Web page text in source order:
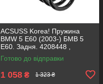
ACSUSS Korea! Пружина
BMW 5 E60 (2003-) БМВ 5
Е60. Задня. 4208448 ,
RC6693 , 996975. Аксусс
Корея
Готово до відправки
1 058 ₴ 1 323 ₴